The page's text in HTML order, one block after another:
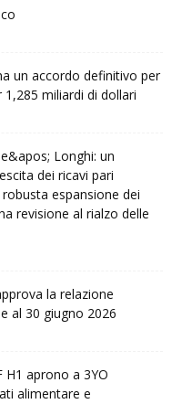
un accordo definitivo per
miliardi di dollari
Longhi: un
dei ricavi pari
espansione dei
revisione al rialzo delle
la relazione
al 30 giugno 2026
H1 aprono a 3YO
alimentare e